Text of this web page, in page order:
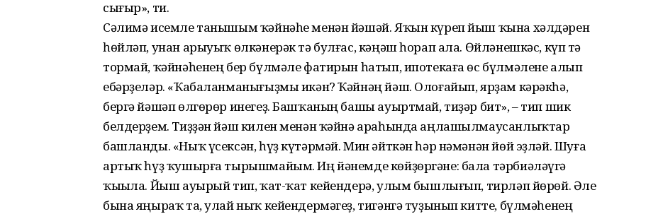
сығыр», ти.
Сәлимә исемле танышым ҡәйнәһе менән йәшәй. Яҡын күреп йыш ҡына хәлдәрен
һөйләп, унан арыуыҡ өлкәнерәк тә булғас, кәңәш һорап ала. Өйләнешкәс, күп тә
тормай, ҡәйнәһенең бер бүлмәле фатирын һатып, ипотекаға өс бүлмәлене алып
ебәрҙеләр. «Ҡабаланманығыҙмы икән? Ҡәйнәң йәш. Олоғайып, ярҙам кәрәкһә,
бергә йәшәп өлгөрөр инегеҙ. Башҡаның башы ауыртмай, тиҙәр бит», – тип шик
белдерҙем. Тиҙҙән йәш килен менән ҡәйнә араһында аңлашылмаусанлыҡтар
башланды. «Ныҡ үсексән, һүҙ күтәрмәй. Мин әйткән һәр нәмәнән йөй эҙләй. Шуға
артыҡ һүҙ ҡушырға тырышмайым. Иң йәнемде көйҙөргәне: бала тәрбиәләүгә
ҡыҫыла. Йыш ауырый тип, ҡат-ҡат кейендерә, улым бышлығып, тирләп йөрөй. Әле
бына яңыраҡ та, улай ныҡ кейендермәгеҙ, тигәнгә туҙынып китте, бүлмәһенең